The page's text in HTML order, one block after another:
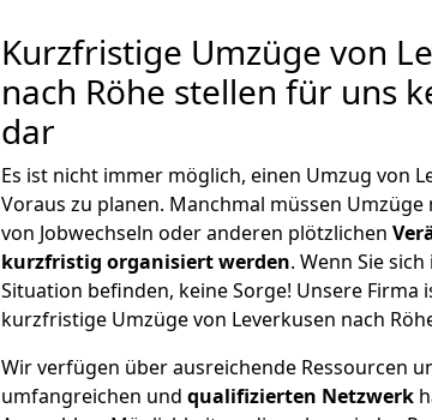
Kurzfristige Umzüge von
nach Röhe stellen für uns
dar
Es ist nicht immer möglich, einen Umzug von
Voraus zu planen. Manchmal müssen
von Jobwechseln oder anderen plötzlichen
kurzfristig organisiert werden. Wenn Sie
Situation befinden, keine Sorge! Unsere Firma
kurzfristige Umzüge von Leverkusen nach
Wir verfügen über ausreichende Ressourcen
umfangreichen und qualifizierten Netzwerk